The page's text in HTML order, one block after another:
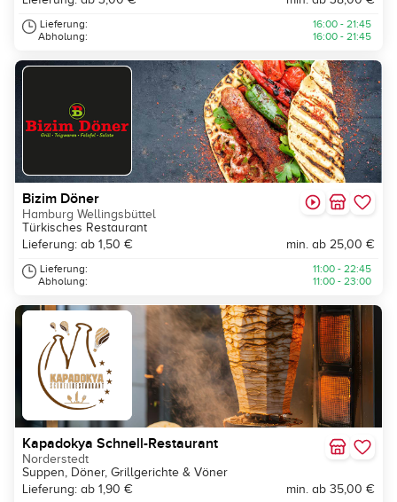
Lieferung:
Abholung:
16:00 - 21:45
16:00 - 21:45
Bizim Döner
Hamburg Wellingsbüttel
Türkisches Restaurant
Lieferung: ab 1,50 €
min. ab 25,00 €
Lieferung:
Abholung:
11:00 - 22:45
11:00 - 23:00
Kapadokya Schnell-Restaurant
Norderstedt
Suppen, Döner, Grillgerichte & Vöner
Lieferung: ab 1,90 €
min. ab 35,00 €